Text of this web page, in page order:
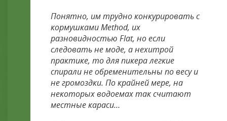
Понятно, им трудно конкурировать с
кормушками Method, их
разновидностью Flat, но если
следовать не моде, а нехитрой
практике, то для пикера легкие
спирали не обременительны по весу и
не громоздки. По крайней мере, на
некоторых водоемах так считают
местные караси…